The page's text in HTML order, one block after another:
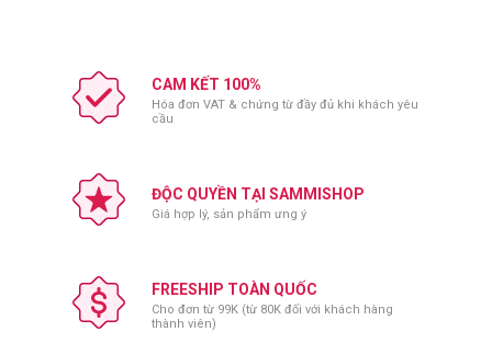
CAM KẾT 100%
Hóa đơn VAT & chứng từ đầy đủ khi khách yêu
cầu
ĐỘC QUYỀN TẠI SAMMISHOP
Giá hợp lý, sản phẩm ưng ý
FREESHIP TOÀN QUỐC
Cho đơn từ 99K (từ 80K đối với khách hàng
thành viên)